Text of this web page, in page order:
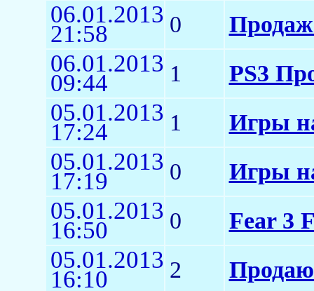
06.01.2013
21:58 0
06.01.2013
09:44 1 PS3
05.01.2013
17:24 1 Игры
05.01.2013
17:19 0 Игры
05.01.2013
16:50 0 Fear 3
05.01.2013
16:10 2 Продаю